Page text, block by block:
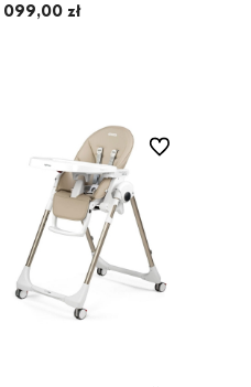
099,00 zł
Do ulubionych